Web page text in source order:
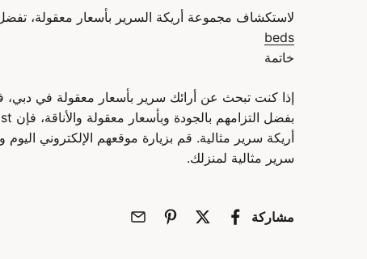
لاستكشاف مجموعة أريكة السرير بأسعار معقولة، تفضل
beds
خاتمة
أريكة سرير مثالية. قم بزيارة موقعهم الإلكتروني
سرير مثالية لمنزلك.
مشاركة